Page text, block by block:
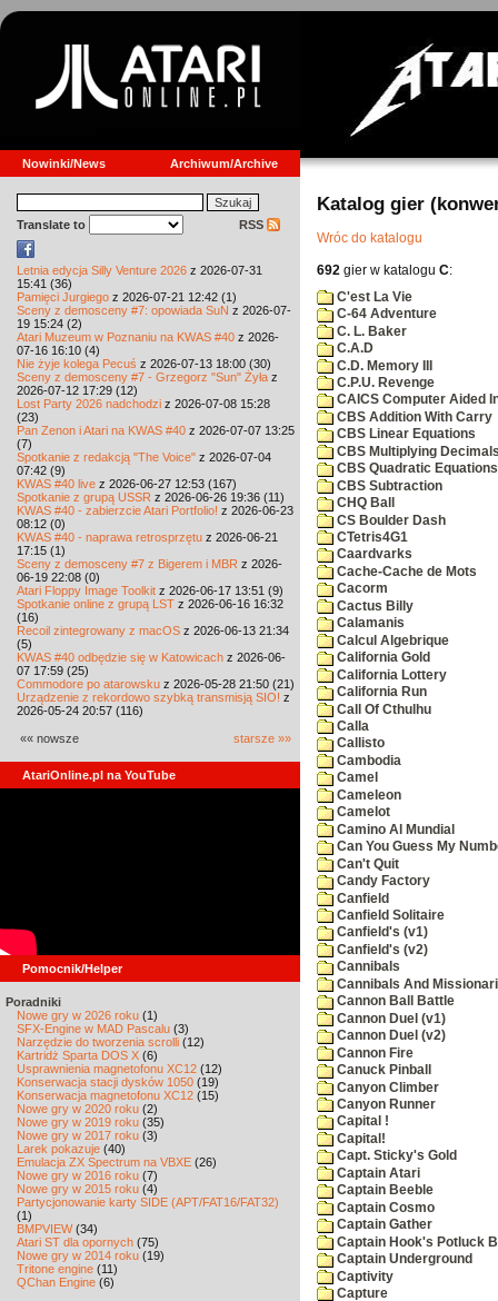
Nowinki/News Archiwum/Archive
Translate to RSS
Letnia edycja Silly Venture 2026 z 2026-07-31
15:41 (36)
Pamięci Jurgiego z 2026-07-21 12:42 (1)
Sceny z demosceny #7: opowiada SuN z 2026-07-
19 15:24 (2)
Atari Muzeum w Poznaniu na KWAS #40 z 2026-
07-16 16:10 (4)
Nie żyje kolega Pecuś z 2026-07-13 18:00 (30)
Sceny z demosceny #7 - Grzegorz "Sun" Żyła z
2026-07-12 17:29 (12)
Lost Party 2026 nadchodzi z 2026-07-08 15:28
(23)
Pan Zenon i Atari na KWAS #40 z 2026-07-07 13:25
(7)
Spotkanie z redakcją "The Voice" z 2026-07-04
07:42 (9)
KWAS #40 live z 2026-06-27 12:53 (167)
Spotkanie z grupą USSR z 2026-06-26 19:36 (11)
KWAS #40 - zabierzcie Atari Portfolio! z 2026-06-23
08:12 (0)
KWAS #40 - naprawa retrosprzętu z 2026-06-21
17:15 (1)
Sceny z demosceny #7 z Bigerem i MBR z 2026-
06-19 22:08 (0)
Atari Floppy Image Toolkit z 2026-06-17 13:51 (9)
Spotkanie online z grupą LST z 2026-06-16 16:32
(16)
Recoil zintegrowany z macOS z 2026-06-13 21:34
(5)
KWAS #40 odbędzie się w Katowicach z 2026-06-
07 17:59 (25)
Commodore po atarowsku z 2026-05-28 21:50 (21)
Urządzenie z rekordowo szybką transmisją SIO! z
2026-05-24 20:57 (116)
«« nowsze starsze »»
AtariOnline.pl na YouTube
Pomocnik/Helper
Poradniki
Nowe gry w 2026 roku (1)
SFX-Engine w MAD Pascalu (3)
Narzędzie do tworzenia scrolli (12)
Kartridż Sparta DOS X (6)
Usprawnienia magnetofonu XC12 (12)
Konserwacja stacji dysków 1050 (19)
Konserwacja magnetofonu XC12 (15)
Nowe gry w 2020 roku (2)
Nowe gry w 2019 roku (35)
Nowe gry w 2017 roku (3)
Larek pokazuje (40)
Emulacja ZX Spectrum na VBXE (26)
Nowe gry w 2016 roku (7)
Nowe gry w 2015 roku (4)
Partycjonowanie karty SIDE (APT/FAT16/FAT32)
(1)
BMPVIEW(34)
Atari ST dla opornych (75)
Nowe gry w 2014 roku (19)
Tritone engine (11)
QChan Engine (6)
Katalog gier
Wróc do katalogu
692 gier w katalogu C:
C'est La Vie
C-64 Adventure
C. L. Baker
C.A.D
C.D. Memory III
C.P.U. Revenge
CAICS Computer Aided
CBS Addition With Carry
CBS Linear Equations
CBS Multiplying
CBS Quadratic Equations
CBS Subtraction
CHQ Ball
CS Boulder Dash
CTetris4G1
Caardvarks
Cache-Cache de Mots
Cacorm
Cactus Billy
Calamanis
Calcul Algebrique
California Gold
California Lottery
California Run
Call Of Cthulhu
Calla
Callisto
Cambodia
Camel
Cameleon
Camelot
Camino Al Mundial
Can You Guess My
Can't Quit
Candy Factory
Canfield
Canfield Solitaire
Canfield's (v1)
Canfield's (v2)
Cannibals
Cannibals And
Cannon Ball Battle
Cannon Duel (v1)
Cannon Duel (v2)
Cannon Fire
Canuck Pinball
Canyon Climber
Canyon Runner
Capital !
Capital!
Capt. Sticky's Gold
Captain Atari
Captain Beeble
Captain Cosmo
Captain Gather
Captain Hook's Potluck
Captain Underground
Captivity
Capture